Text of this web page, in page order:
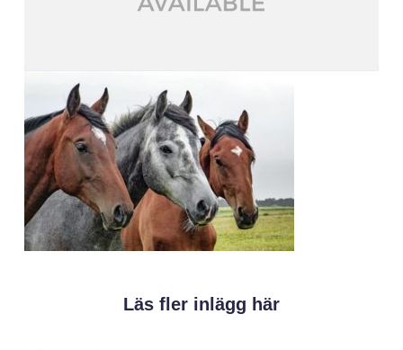
Läs fler inlägg här